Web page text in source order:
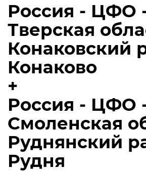
Россия - ЦФО
Тверская
Конаковский
Конаково
+
Россия - ЦФО
Смоленская
Руднянский
Рудня